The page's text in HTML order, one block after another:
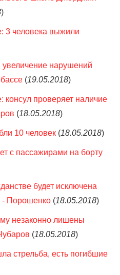
)
3 человека выжили
нарушений
(19.05.2018)
консул проверяет наличие
(18.05.2018)
10 человек (18.05.2018)
с пассажирами на борту
будет исключена
- Порошенко (18.05.2018)
незаконно лишены
(18.05.2018)
стрельба, есть погибшие